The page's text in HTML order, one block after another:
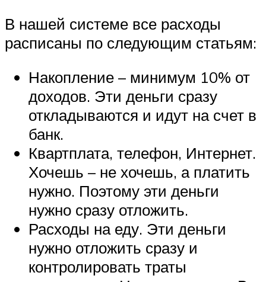
В нашей системе все расходы
расписаны по следующим статьям:
Накопление – минимум 10% от
доходов. Эти деньги сразу
откладываются и идут на счет в
банк.
Квартплата, телефон, Интернет.
Хочешь – не хочешь, а платить
нужно. Поэтому эти деньги
нужно сразу отложить.
Расходы на еду. Эти деньги
нужно отложить сразу и
контролировать траты